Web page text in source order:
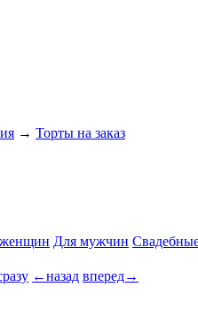
→ Торты на заказ
Для мужчин
←назад вперед→